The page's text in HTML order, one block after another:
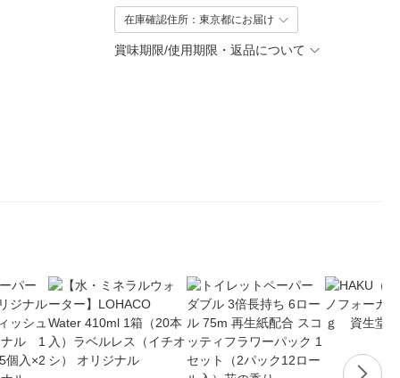
在庫確認住所：東京都にお届け
賞味期限/使用期限・返品について